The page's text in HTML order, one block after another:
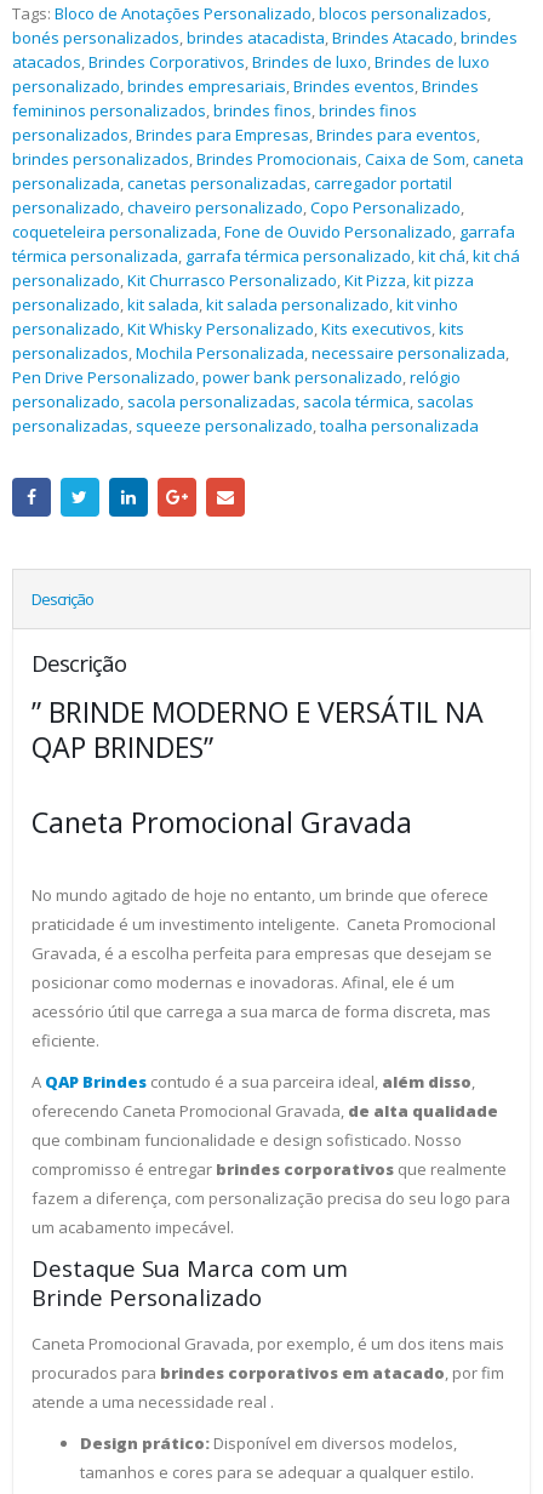
Tags: Bloco de Anotações Personalizado,blocos personalizados,
bonés personalizados,brindes atacadista,Brindes Atacado,brindes
atacados,Brindes Corporativos,Brindes de luxo,Brindes de luxo
personalizado,brindes empresariais,Brindes eventos,Brindes
femininos personalizados,brindes finos,brindes finos
personalizados,Brindes para Empresas,Brindes para eventos,
brindes personalizados,Brindes Promocionais,Caixa de Som,caneta
personalizada,canetas personalizadas,carregador portatil
personalizado,chaveiro personalizado,Copo Personalizado,
coqueteleira personalizada,Fone de Ouvido Personalizado, garrafa
térmica personalizada, garrafa térmica personalizado,kit chá,kit chá
personalizado,Kit Churrasco Personalizado,Kit Pizza,kit pizza
personalizado,kit salada,kit salada personalizado,kit vinho
personalizado,Kit Whisky Personalizado,Kits executivos,kits
personalizados,Mochila Personalizada,necessaire personalizada,
Pen Drive Personalizado,power bank personalizado,relógio
personalizado, sacola personalizadas, sacola térmica, sacolas
personalizadas, squeeze personalizado,toalha personalizada
Descrição
Descrição
” BRINDE MODERNO E VERSÁTIL NA
QAP BRINDES”
Caneta Promocional Gravada
No mundo agitado de hoje no entanto, um brinde que oferece
praticidade é um investimento inteligente. Caneta Promocional
Gravada, é a escolha perfeita para empresas que desejam se
posicionar como modernas e inovadoras. Afinal, ele é um
acessório útil que carrega a sua marca de forma discreta, mas
eficiente.
A QAP Brindes contudo é a sua parceira ideal, além disso
oferecendo Caneta Promocional Gravada, de alta qualidade
que combinam funcionalidade e design sofisticado. Nosso
compromisso é entregar brindes corporativos que realmente
fazem a diferença, com personalização precisa do seu logo para
um acabamento impecável.
Destaque Sua Marca com um
Brinde Personalizado
Caneta Promocional Gravada, por exemplo, é um dos itens mais
procurados para brindes corporativos em atacado , por fim
atende a uma necessidade real .
Design prático: Disponível em diversos modelos,
tamanhos e cores para se adequar a qualquer estilo.